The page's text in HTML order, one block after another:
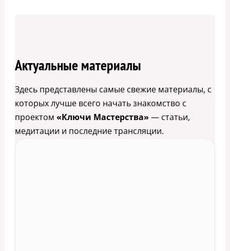
Актуальные материалы
Здесь представлены самые свежие материалы, с
которых лучше всего начать знакомство с
проектом «Ключи Мастерства» — статьи,
медитации и последние трансляции.